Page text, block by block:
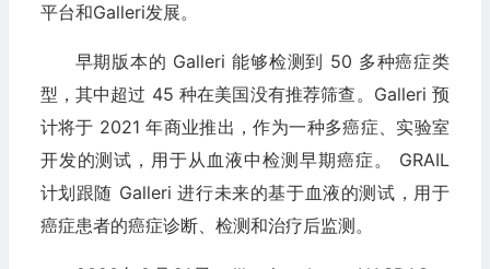
平台和Galleri发展。
早期版本的 Galleri 能够检测到 50 多种癌症类
型，其中超过 45 种在美国没有推荐筛查。Galleri 预
计将于 2021 年商业推出，作为一种多癌症、实验室
开发的测试，用于从血液中检测早期癌症。 GRAIL
计划跟随 Galleri 进行未来的基于血液的测试，用于
癌症患者的癌症诊断、检测和治疗后监测。